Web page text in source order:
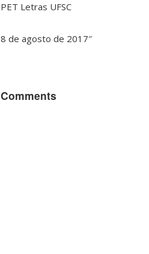
PET Letras UFSC
8 de agosto de 2017″
Comments